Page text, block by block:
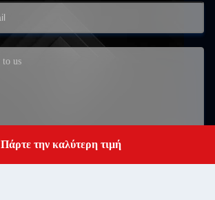
Πάρτε την καλύτερη τιμήGet a Quote